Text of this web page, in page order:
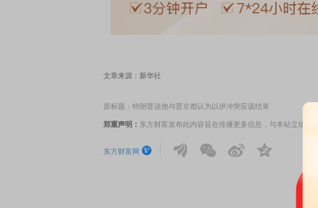
文章来源：新华社
原标题：特朗普说他与普京都认为以伊冲突应该结束
郑重声明： 东方财富发布此内容旨在传播更多信息，与本站立场无
东方财富网